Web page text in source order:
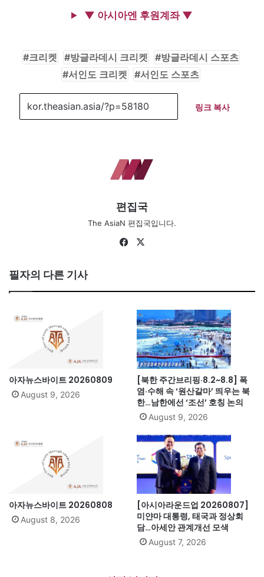
▼ 아시아엔 후원계좌 ▼
크리켓 방글라데시 크리켓
방글라데시 스포츠
서인도 크리켓
서인도 스포츠
링크 복사
편집국
The AsiaN 편집국입니다.
Fa
필자의 다른 기사
아자뉴스바이트 20260809
August 9, 2026
[북한 주간브리핑·8.2~8.8] 폭
염·수해 속 ‘원산갈마’ 띄우는 북
한…남한에선 ‘조선’ 호칭 논의
August 9, 2026
아자뉴스바이트 20260808
August 8, 2026
[아시아라운드업 20260807]
미얀마 대통령, 태국과 정상회
담…아세안 관계개선 모색
August 7, 2026